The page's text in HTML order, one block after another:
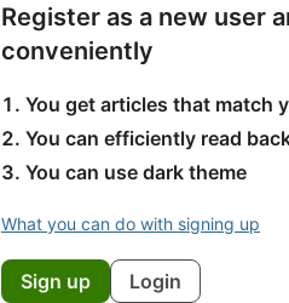
Register as a new user
conveniently
You get articles that match
You can efficiently read
You can use dark theme
What you can do with signing up
Sign up Login